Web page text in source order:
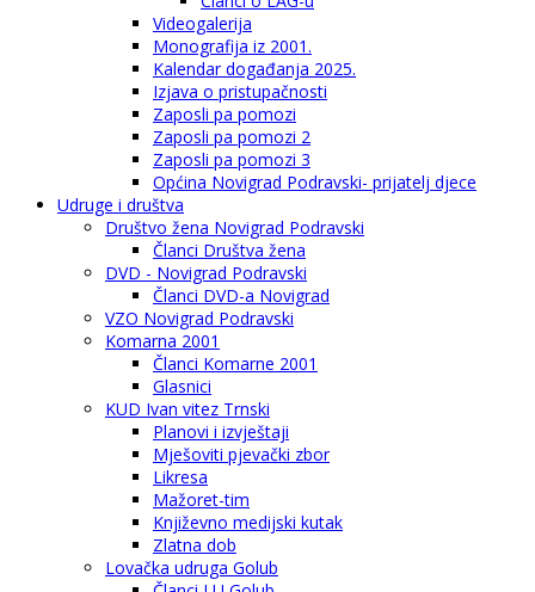
Videogalerija
Monografija iz 2001.
Kalendar događanja 2025.
Izjava o pristupačnosti
Zaposli pa pomozi
Zaposli pa pomozi 2
Zaposli pa pomozi 3
Općina Novigrad Podravski- prijatelj djece
Udruge i društva
Društvo žena Novigrad Podravski
Članci Društva žena
DVD - Novigrad Podravski
Članci DVD-a Novigrad
VZO Novigrad Podravski
Komarna 2001
Članci Komarne 2001
Glasnici
KUD Ivan vitez Trnski
Planovi i izvještaji
Mješoviti pjevački zbor
Likresa
Mažoret-tim
Književno medijski kutak
Zlatna dob
Lovačka udruga Golub